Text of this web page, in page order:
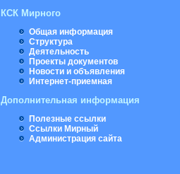
КСК Мирного
Общая информация
Структура
Деятельность
Проекты документов
Новости и объявления
Интернет-приемная
Дополнительная информация
Полезные ссылки
Ссылки Мирный
Администрация сайта